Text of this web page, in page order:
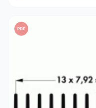
PDF